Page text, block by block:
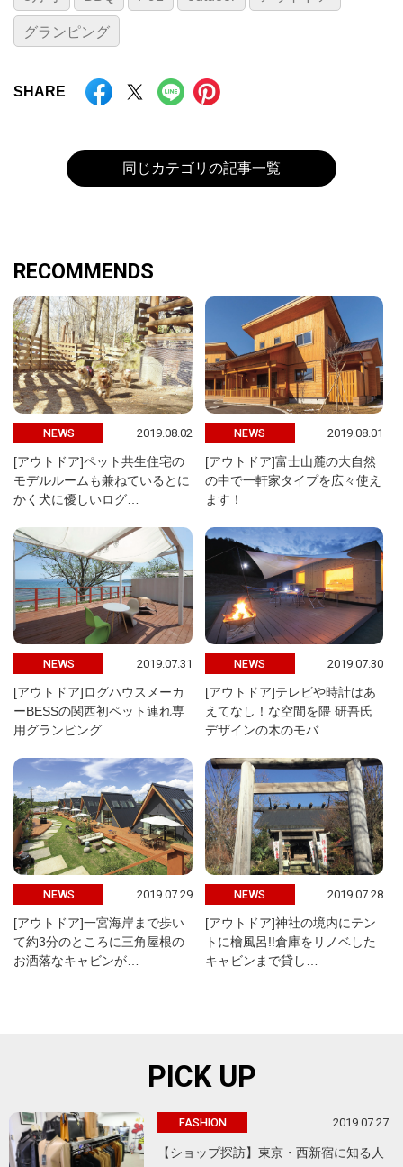
グランピング
SHARE
同じカテゴリの記事一覧
RECOMMENDS
NEWS 2019.08.02
[アウトドア]ペット共生住宅の
モデルルームも兼ねているとに
かく犬に優しいログ…
NEWS 2019.08.01
[アウトドア]富士山麓の大自然
の中で一軒家タイプを広々使え
ます！
NEWS 2019.07.31
[アウトドア]ログハウスメーカ
ーBESSの関西初ペット連れ専
用グランピング
NEWS 2019.07.30
[アウトドア]テレビや時計はあ
えてなし！な空間を隈 研吾氏
デザインの木のモバ…
NEWS 2019.07.29
[アウトドア]一宮海岸まで歩い
て約3分のところに三角屋根の
お洒落なキャビンが…
NEWS 2019.07.28
[アウトドア]神社の境内にテン
トに檜風呂!!倉庫をリノベした
キャビンまで貸し…
PICK UP
FASHION 2019.07.27
【ショップ探訪】東京・西新宿に知る人